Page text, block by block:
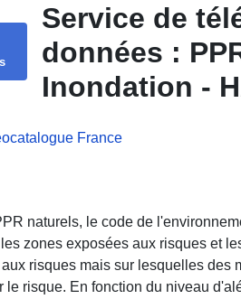
Service de
données :
Inondation -
France
naturels, le code de
zones exposées aux risques et
risques mais sur lesquelles des
le risque. En fonction du niveau